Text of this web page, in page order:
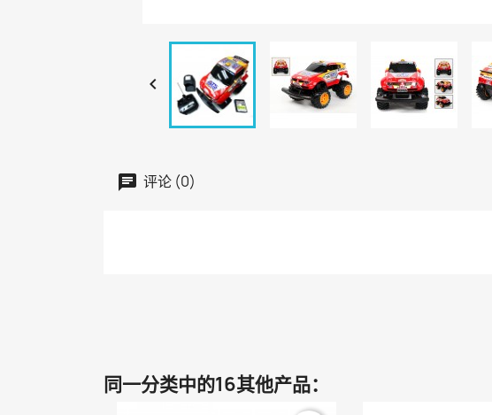

评论 (0)
同一分类中的16其他产品：